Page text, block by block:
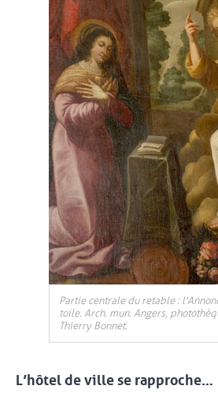
Partie centrale du retable :
toile. Arch. mun. Angers,
Thierry Bonnet.
L’hôtel de ville se rapproche…